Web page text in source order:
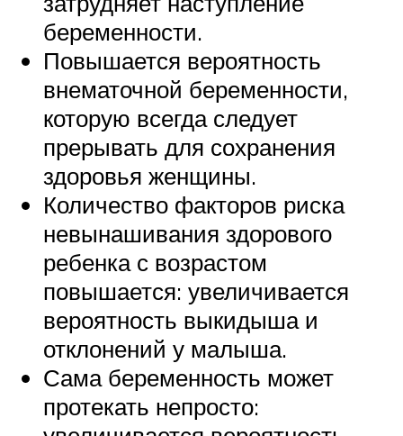
беременности.
Повышается вероятность
внематочной беременности,
которую всегда следует
прерывать для сохранения
здоровья женщины.
Количество факторов риска
невынашивания здорового
ребенка с возрастом
повышается: увеличивается
вероятность выкидыша и
отклонений у малыша.
Сама беременность может
протекать непросто: